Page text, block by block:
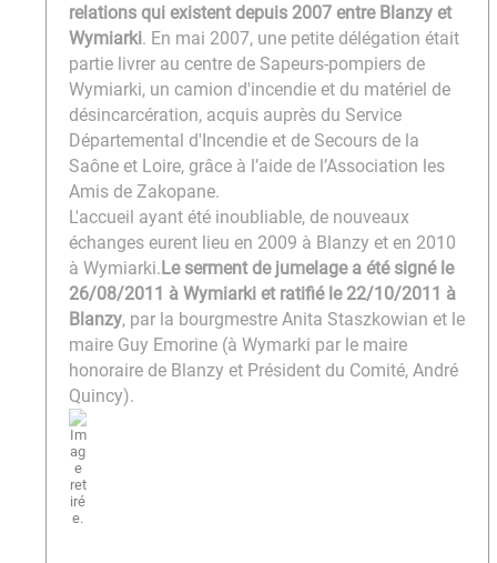
relations qui existent depuis 2007 entre Blanzy et
Wymiarki. En mai 2007, une petite délégation était
partie livrer au centre de Sapeurs-pompiers de
Wymiarki, un camion d'incendie et du matériel de
désincarcération, acquis auprès du Service
Départemental d'Incendie et de Secours de la
Saône et Loire, grâce à l’aide de l’Association les
Amis de Zakopane.
L'accueil ayant été inoubliable, de nouveaux
échanges eurent lieu en 2009 à Blanzy et en 2010
à Wymiarki.Le serment de jumelage a été signé le
26/08/2011 à Wymiarki et ratifié le 22/10/2011 à
Blanzy, par la bourgmestre Anita Staszkowian et le
maire Guy Emorine (à Wymarki par le maire
honoraire de Blanzy et Président du Comité, André
Quincy).